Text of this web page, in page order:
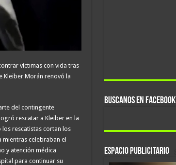
víctimas con vida tras
Kleiber Morán renovó la
del contingente
rescatar a Kleiber en la
los rescatistas cortan los
mientras celebraban el
y atención médica
para continuar su
BUSCANOS EN FACEBOOK
ESPACIO PUBLICITARIO